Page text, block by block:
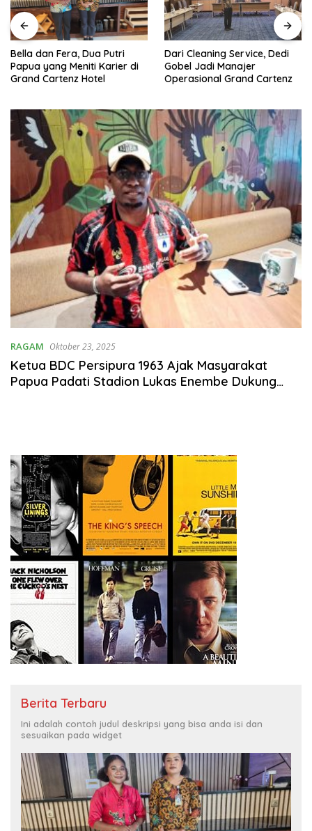
Bella dan Fera, Dua Putri
Papua yang Meniti Karier di
Grand Cartenz Hotel
Dari Cleaning Service, Dedi
Gobel Jadi Manajer
Operasional Grand Cartenz
RAGAM Oktober 23, 2025
Ketua BDC Persipura 1963 Ajak Masyarakat
Papua Padati Stadion Lukas Enembe Dukung
Berita Terbaru
Ini adalah contoh judul deskripsi yang bisa anda isi dan
sesuaikan pada widget